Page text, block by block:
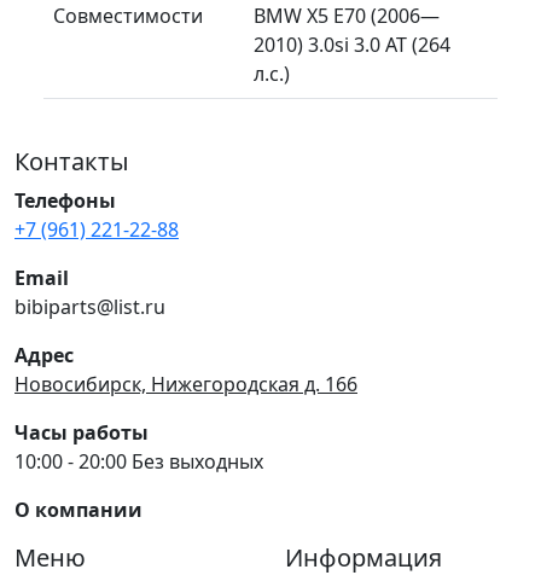
Совместимости
BMW X5 E70 (2006—
2010) 3.0si 3.0 AT (264
л.с.)
Контакты
Телефоны
+7 (961) 221-22-88
Email
bibiparts@list.ru
Адрес
Новосибирск, Нижегородская д. 166
Часы работы
10:00 - 20:00 Без выходных
О компании
Меню Информация